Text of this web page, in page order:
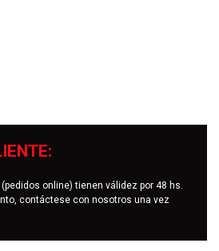
online) tienen válidez por 48 hs.
contáctese con nosotros una vez